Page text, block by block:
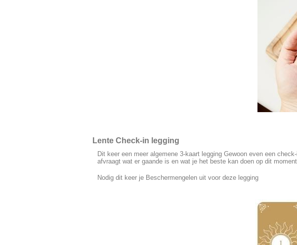
Lente Check-in legging
Dit keer een meer algemene 3-kaart legging Gewoon even een
afvraagt wat er gaande is en wat je het beste kan doen op dit
Nodig dit keer je Beschermengelen uit voor deze legging